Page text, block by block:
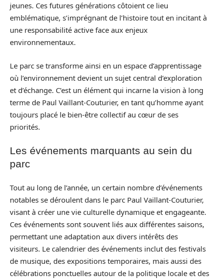
jeunes. Ces futures générations côtoient ce lieu
emblématique, s’imprégnant de l’histoire tout en incitant à
une responsabilité active face aux enjeux
environnementaux.
Le parc se transforme ainsi en un espace d’apprentissage
où l’environnement devient un sujet central d’exploration
et d’échange. C’est un élément qui incarne la vision à long
terme de Paul Vaillant-Couturier, en tant qu’homme ayant
toujours placé le bien-être collectif au cœur de ses
priorités.
Les événements marquants au sein du
parc
Tout au long de l’année, un certain nombre d’événements
notables se déroulent dans le parc Paul Vaillant-Couturier,
visant à créer une vie culturelle dynamique et engageante.
Ces événements sont souvent liés aux différentes saisons,
permettant une adaptation aux divers intérêts des
visiteurs. Le calendrier des événements inclut des festivals
de musique, des expositions temporaires, mais aussi des
célébrations ponctuelles autour de la politique locale et des